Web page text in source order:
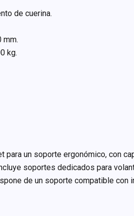
de cuerina.
mm.
kg.
para un soporte ergonómico, con
soportes dedicados para
de un soporte compatible con